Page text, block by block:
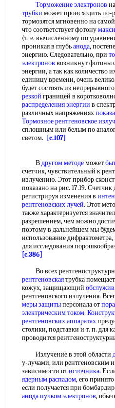
Торможение электронов на
трубки может происходить по-
тормозятся мгновенно на
что соответствует фотону
(т. е. вычисленному по
проникая в глубьанода,
энергию. Следовательно, при
электронов возникнут фотоны
энергии, а так как количество
единицу времени, очень
будет состоять из непрерывного
резкой границей в
распределения энергии в
различных напряжениях
Тормозное рентгеновское
сплошным или белым по
светом.
[c.107]
Вдругом методеможет
счетчик, чувствительный к
излучению. Этот прибор
показано на рис. 17.19. Счетчик
регистрируя изменения в
рентгеновских лучей. Этот
также характеризуется
разрешением, чем можно
поэтому в дальнейшем мы
использование
для исследования
[c.386]
Во всех
рентгеновскаятрубка
кожух, защищающий
рентгеновского излучения.
меры защитыперсонала от
электрическим током.
рентгеновских аппаратах
столики, подставки и т. п. для
проводится
Излучение в этой области
у-лучами, или рентгеновским
зависимости отисточника.
ядерным распадом, его
если получается при
анодапучком электронов,